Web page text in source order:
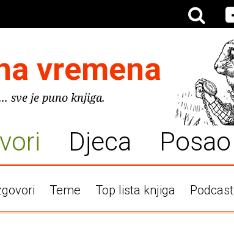
vremena
sve je puno knjiga.
Djeca Posao
Teme Top lista knjiga Podcast